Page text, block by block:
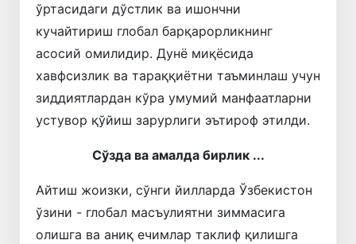
ўртасидаги дўстлик ва ишончни
кучайтириш глобал барқарорликнинг
асосий омилидир. Дунё миқёсида
хавфсизлик ва тараққиётни таъминлаш учун
зиддиятлардан кўра умумий манфаатларни
устувор қўйиш зарурлиги эътироф этилди.
Сўзда ва амалда бирлик ...
Айтиш жоизки, сўнги йилларда Ўзбекистон
ўзини - глобал масъулиятни зиммасига
олишга ва аниқ ечимлар таклиф қилишга